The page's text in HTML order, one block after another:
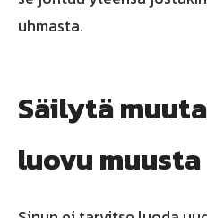
uhmasta.
Säilytä
luovu muusta